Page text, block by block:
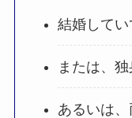
結婚してい
または、独
あるいは、